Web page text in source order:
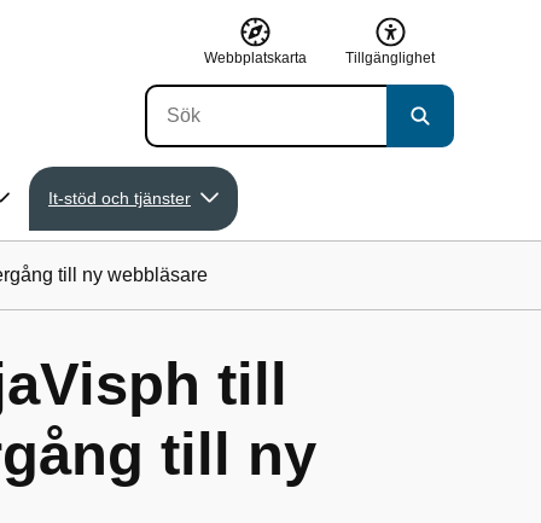
Webbplatskarta Tillgänglighet
It-stöd och tjänster
till ny webbläsare
till
till ny